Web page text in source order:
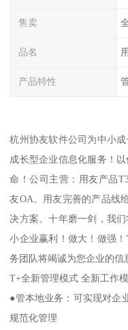
售卖
品名
产品特性
杭州协友软件公司为中小
成长型企业信息化服务！
命！公司主营：用友产品
友OA。用友完善的产品线
决方案。十年磨一剑，我
小企业赢利！做大！做强
务团队将竭诚为您企业的
T+全新管理模式 全新工作
●管本地业务：可实现对企
规范化管理